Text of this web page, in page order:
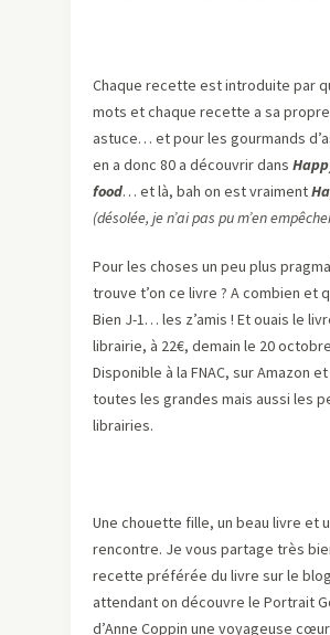
Chaque recette est introduite par
mots et chaque recette a sa
astuce… et pour les gourmands
en a donc 80 a découvrir dans
food… et là, bah on est vraiment
(désolée, je n’ai pas pu m’en
Pour les choses un peu plus
trouve t’on ce livre ? A combien et
Bien J-1… les z’amis ! Et ouais le
librairie, à 22€, demain le 20
Disponible à la FNAC, sur Amazon
toutes les grandes mais aussi les
librairies.
Une chouette fille, un beau livre et
rencontre. Je vous partage très
recette préférée du livre sur le
attendant on découvre le Portrait
d’Anne Coppin une voyageuse cœur